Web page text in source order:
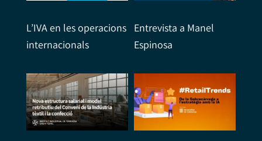
L’IVA en les operacions
internacionals
Entrevista a Manel
Espinosa